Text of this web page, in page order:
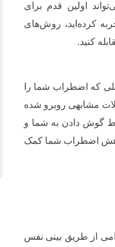
اولین قدم برای
کرده‌اید، روش‌های
کنید.
که اضطراب شما را
مشابهی روبرو شده
گوش دادن به شما و
اضطراب شما کمک
از طریق بینی نفس